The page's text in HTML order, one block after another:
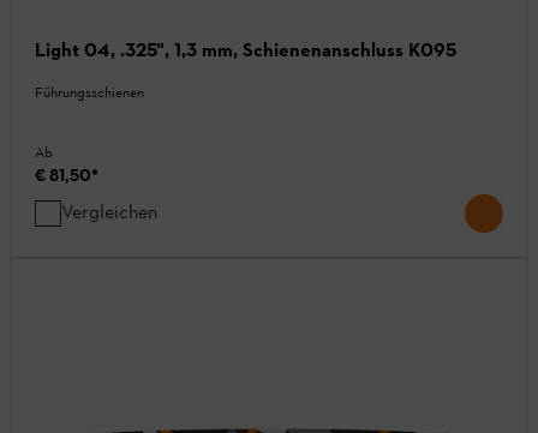
Light 04, .325", 1,3 mm, Schienenanschluss K095
Führungsschienen
Ab
€ 81,50*
Vergleichen